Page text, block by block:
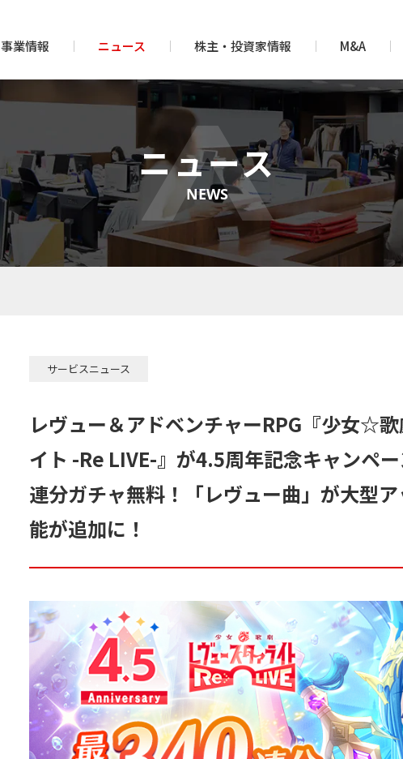
事業情報 ニュース 株主・投資家情報 M&A
ニュース
NEWS
サービスニュース
レヴュー＆アドベンチャーRPG『少女☆
イト -Re LIVE-』が4.5周年記念キャンペ
連分ガチャ無料！「レヴュー曲」が大型
能が追加に！